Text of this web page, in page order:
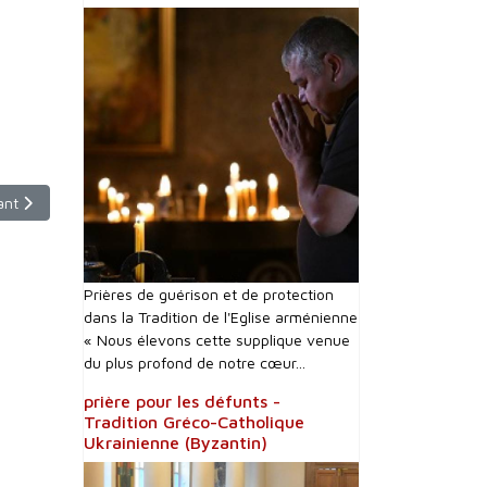
suivant : Dimanche 20 février 2022 - 9h30 - France 2
Prières de guérison et de protection
dans la Tradition de l'Eglise arménienne
« Nous élevons cette supplique venue
du plus profond de notre cœur...
prière pour les défunts -
Tradition Gréco-Catholique
Ukrainienne (Byzantin)